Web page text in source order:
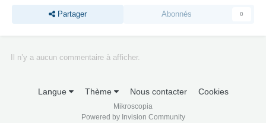
Partager Abonnés 0
Il n’y a aucun commentaire à afficher.
Langue Thème Nous contacter Cookies
Mikroscopia
Powered by Invision Community